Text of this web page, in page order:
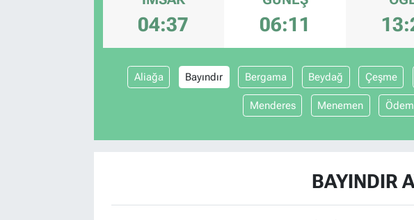
04:37 06:11
Aliağa Bayındır Bergama Beydağ Çeşme
Menderes Menemen
BAYINDIR